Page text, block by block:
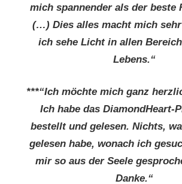
mich spannender als der beste
(…) Dies alles macht mich
ich sehe Licht in allen
Lebens.“
***“Ich möchte mich ganz
Ich habe das DiamondHeart-
bestellt und gelesen. Nichts,
gelesen habe, wonach ich
mir so aus der Seele
Danke.“